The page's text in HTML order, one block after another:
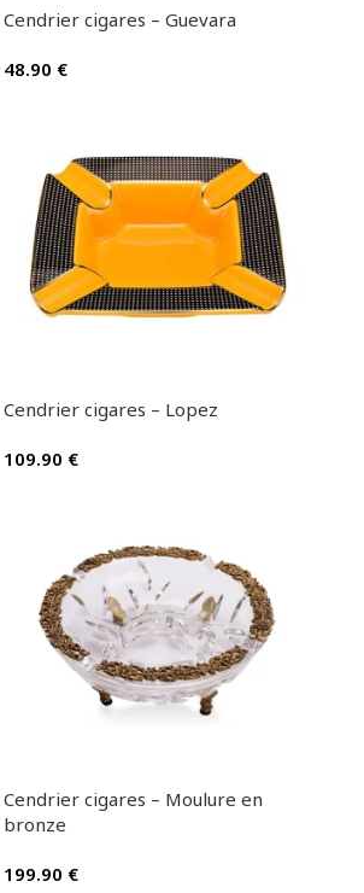
Cendrier cigares – Guevara
48.90 €
Cendrier cigares – Lopez
109.90 €
Cendrier cigares – Moulure en
bronze
199.90 €